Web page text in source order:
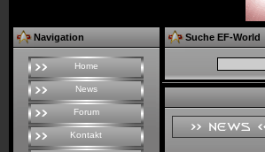
Navigation
Home
News
Forum
Kontakt
Suche EF-World